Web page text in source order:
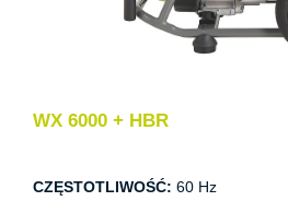
WX 6000 + HBR
CZĘSTOTLIWOŚĆ: 60 Hz